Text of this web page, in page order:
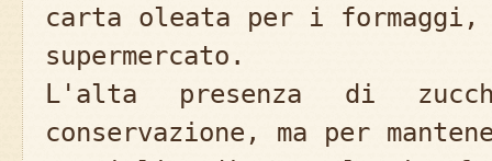
carta oleata per i
supermercato.
L'alta presenza di
conservazione, ma per